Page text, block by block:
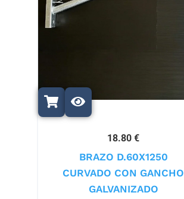
18.80 €
BRAZO D.60X1250
CURVADO CON GANCHO
GALVANIZADO